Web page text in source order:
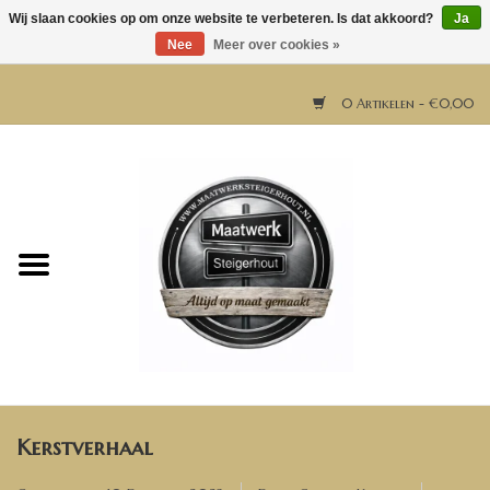
0 Artikelen - €0,00
Horeca meubels
Bartafels
Kerstverhaal
Wij slaan cookies op om onze website te verbeteren. Is dat akkoord?
Ja
Nee
Meer over cookies »